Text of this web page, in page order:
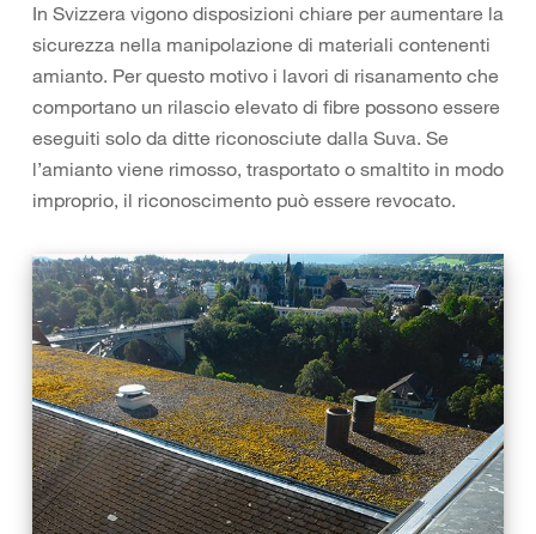
In Svizzera vigono disposizioni chiare per aumentare la
sicurezza nella manipolazione di materiali contenenti
amianto. Per questo motivo i lavori di risanamento che
comportano un rilascio elevato di fibre possono essere
eseguiti solo da ditte riconosciute dalla Suva. Se
l’amianto viene rimosso, trasportato o smaltito in modo
improprio, il riconoscimento può essere revocato.